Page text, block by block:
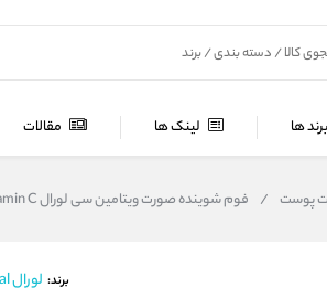
برند ها لینک ها مقالات
پوست / فوم شوینده صورت ویتامین سی لورال LOreal Revitalift Vitamin C
برند: لورال Loreal